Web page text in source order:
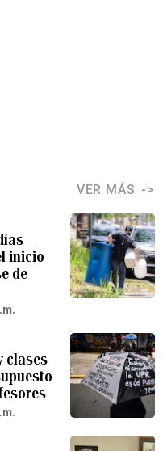
VER MÁS
inicio
de
clases